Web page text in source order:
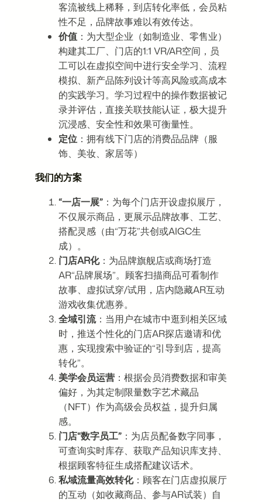
客流被线上稀释，到店转化率低，会员粘
性不足，品牌故事难以有效传达。
价值 ：为大型企业（如制造业、零售业）
构建其工厂、门店的1:1 VR/AR空间，员
工可以在虚拟空间中进行安全学习、流程
模拟、新产品陈列设计等高风险或高成本
的实践学习。学习过程中的操作数据被记
录并评估，直接关联技能认证，极大提升
沉浸感、安全性和效果可衡量性。
定位 ：拥有线下门店的消费品品牌（服
饰、美妆、家居等）
我们的方案
“一店一展” ：为每个门店开设虚拟展厅，
不仅展示商品，更展示品牌故事、工艺、
搭配灵感（由“万花”共创或AIGC生
成）。
门店AR化：为品牌旗舰店或商场打造
AR“品牌展场”。顾客扫描商品可看制作
故事、虚拟试穿/试用，店内隐藏AR互动
游戏收集优惠券。
全域引流：当用户在城市中逛到相关区域
时，推送个性化的门店AR探店邀请和优
惠，实现搜索中验证的“引导到店，提高
转化”。
美学会员运营 ：根据会员消费数据和审美
偏好，为其定制限量数字艺术藏品
（NFT）作为高级会员权益，提升归属
感。
门店“数字员工” ：为店员配备数字同事，
可查询实时库存、获取产品知识库支持、
根据顾客特征生成搭配建议话术。
私域流量高效转化：顾客在门店虚拟展厅
的互动（如收藏商品、参与AR试装）自